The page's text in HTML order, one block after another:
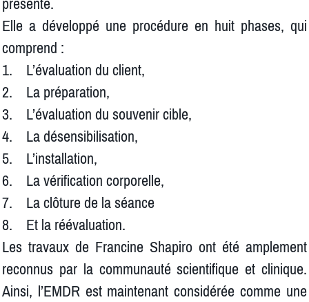
Elle a développé une procédure en huit phases, qui
comprend :
1. L’évaluation du client,
2. La préparation,
3. L’évaluation du souvenir cible,
4. La désensibilisation,
5. L’installation,
6. La vérification corporelle,
7. La clôture de la séance
8. Et la réévaluation.
Les travaux de Francine Shapiro ont été amplement
reconnus par la communauté scientifique et clinique.
Ainsi, l’EMDR est maintenant considérée comme une